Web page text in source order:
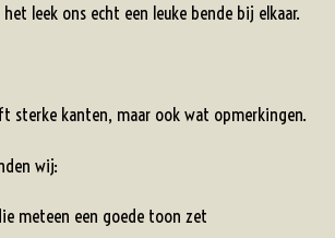
leek ons echt een leuke bende bij elkaar.
sterke kanten, maar ook wat opmerkingen.
wij:
meteen een goede toon zet